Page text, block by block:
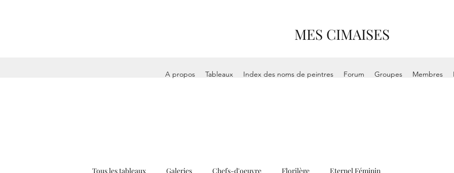
MES CIMAISES
A propos Tableaux Index des noms de peintres Forum Groupes Membres
Tous les tableaux Galeries Chefs-d'oeuvre Florilège Eternel Féminin